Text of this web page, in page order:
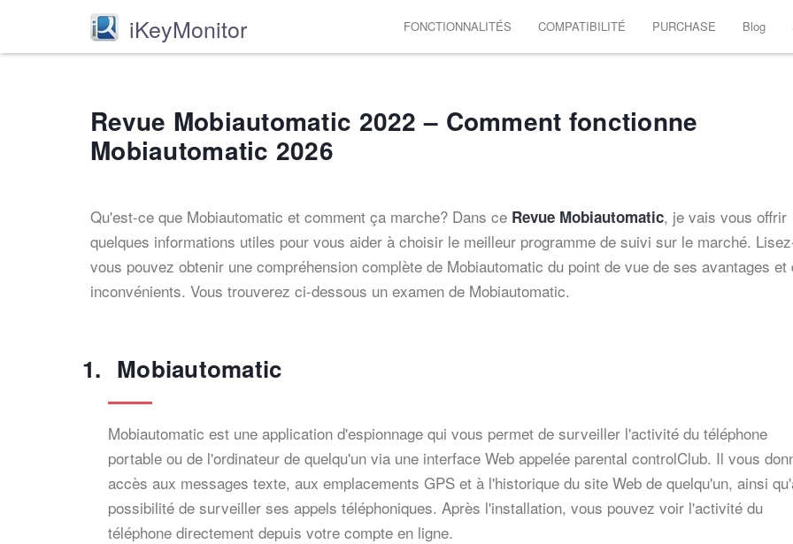
iKeyMonitor FONCTIONNALITÉS COMPATIBILITÉ PURCHASE Blog
Revue Mobiautomatic 2022 – Comment fonctionne
Mobiautomatic 2026
Qu'est-ce que Mobiautomatic et comment ça marche? Dans ce Revue Mobiautomatic, je vais vous offrir
quelques informations utiles pour vous aider à choisir le meilleur programme de suivi sur le marché.
vous pouvez obtenir une compréhension complète de Mobiautomatic du point de vue de ses avantages et
inconvénients. Vous trouverez ci-dessous un examen de Mobiautomatic.
Mobiautomatic
Mobiautomatic est une application d'espionnage qui vous permet de surveiller l'activité du téléphone
portable ou de l'ordinateur de quelqu'un via une interface Web appelée parental controlClub. Il vous
accès aux messages texte, aux emplacements GPS et à l'historique du site Web de quelqu'un, ainsi
possibilité de surveiller ses appels téléphoniques. Après l'installation, vous pouvez voir l'activité du
téléphone directement depuis votre compte en ligne.